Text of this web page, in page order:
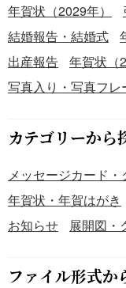
年賀状（2029年）
結婚報告・結婚式
出産報告
年賀状（
写真入り・写真フレ
カテゴリーから
メッセージカード
年賀状・年賀はがき
お知らせ
展開図・
ファイル形式か